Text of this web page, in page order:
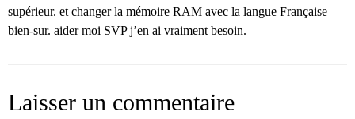
supérieur. et changer la mémoire RAM avec la langue Française
bien-sur. aider moi SVP j’en ai vraiment besoin.
Laisser un commentaire